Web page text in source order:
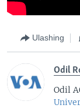
Ulashing
Odil
Odil